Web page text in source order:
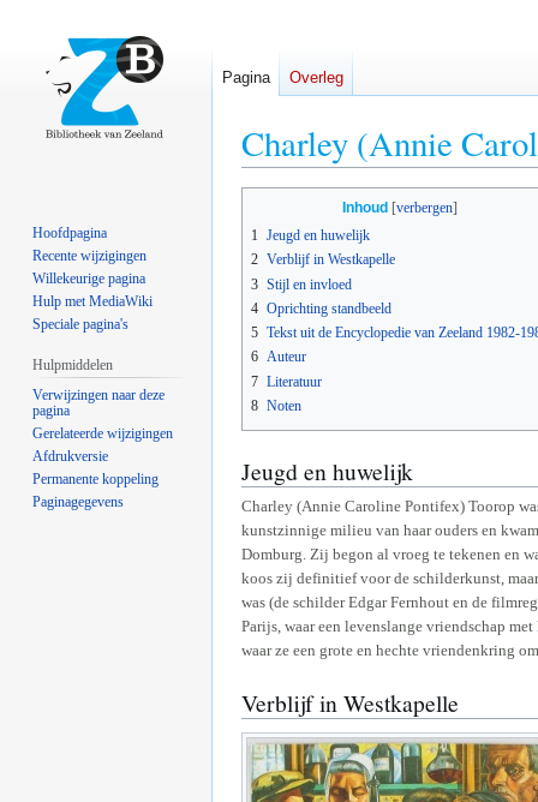
Charley (Annie
navigatie
springen
zoeken
springen
Inhoud
1 Jeugd en huwelijk
2 Verblijf in Westkapelle
3 Stijl en invloed
4 Oprichting standbeeld
5 Tekst uit de Encyclopedie van Zeeland 1982-
6 Auteur
7 Literatuur
8 Noten
Jeugd en huwelijk
Charley (Annie Caroline Pontifex) Toorop
kunstzinnige milieu van haar ouders en
Domburg. Zij begon al vroeg te tekenen en
koos zij definitief voor de schilderkunst,
was (de schilder Edgar Fernhout en de
Parijs, waar een levenslange vriendschap met
waar ze een grote en hechte vriendenkring
Verblijf in Westkapelle
Pagina Overleg
Hoofdpagina
Recente wijzigingen
Willekeurige pagina
Hulp met MediaWiki
Speciale pagina's
Hulpmiddelen
Verwijzingen naar deze
pagina
Gerelateerde wijzigingen
Afdrukversie
Permanente koppeling
Paginagegevens